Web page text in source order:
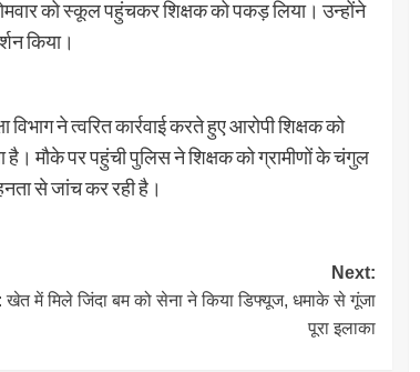
को स्कूल पहुंचकर शिक्षक को पकड़ लिया। उन्होंने
किया।
ने त्वरित कार्रवाई करते हुए आरोपी शिक्षक को
मौके पर पहुंची पुलिस ने शिक्षक को ग्रामीणों के चंगुल
से जांच कर रही है।
Next:
खेत में मिले जिंदा बम को सेना ने किया डिफ्यूज, धमाके से गूंजा
पूरा इलाका